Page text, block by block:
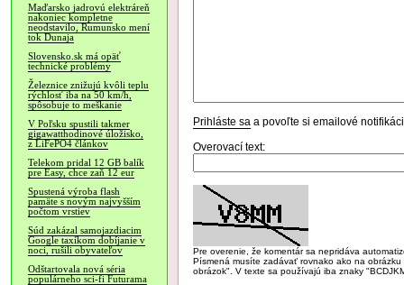
Maďarsko jadrovú elektráreň
nakoniec kompletne
neodstavilo, Rumunsko mení
tok Dunaja
Slovensko.sk má opäť
technické problémy
Železnice znižujú kvôli teplu
rýchlosť iba na 50 km/h,
spôsobuje to meškanie
V Poľsku spustili takmer
gigawatthodinové úložisko,
z LiFePO4 článkov
Telekom pridal 12 GB balík
pre Easy, chce zaň 12 eur
Spustená výroba flash
pamäte s novým najvyšším
počtom vrstiev
Súd zakázal samojazdiacim
Google taxíkom dobíjanie v
noci, rušili obyvateľov
Odštartovala nová séria
populárneho sci-fi Futurama
Prihláste sa a povoľte si emailové
Overovací text:
Pre overenie, že komentár sa nepridáva
Písmená musíte zadávať rovnako ako na
obrázok". V texte sa používajú iba znaky